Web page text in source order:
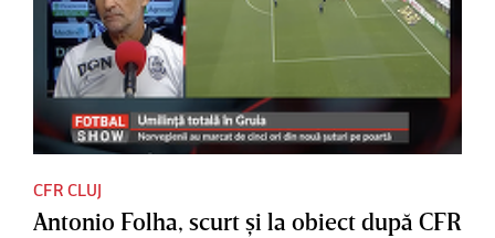
CFR CLUJ
Antonio Folha, scurt şi la obiect după CFR